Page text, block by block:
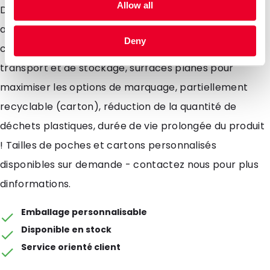
Allow all
Deny
Distribution conviviale, processus de remplissage
aseptique, empreinte CO2 réduite par rapport aux
conteneurs rigides traditionnels, économies de
transport et de stockage, surfaces planes pour
maximiser les options de marquage, partiellement
recyclable (carton), réduction de la quantité de
déchets plastiques, durée de vie prolongée du produit
! Tailles de poches et cartons personnalisés
disponibles sur demande - contactez nous pour plus
dinformations.
Emballage personnalisable
Disponible en stock
Service orienté client